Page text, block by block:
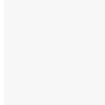
Фонд Пам’яті
Записки за